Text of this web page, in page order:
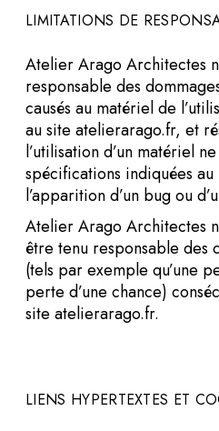
LIMITATIONS DE
Atelier Arago Architectes
responsable des
causés au matériel de
au site atelierarago.fr, et
l’utilisation d’un matériel
spécifications indiquées
l’apparition d’un bug ou
Atelier Arago Architectes
être tenu responsable des
(tels par exemple qu’une
perte d’une chance)
site atelierarago.fr.
LIENS HYPERTEXTES ET